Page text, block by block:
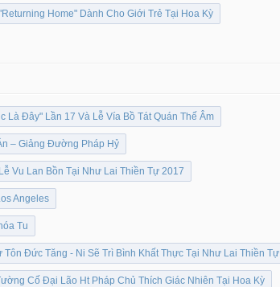
Home" Dành Cho Giới Trẻ Tại Hoa Kỳ
Là Đây" Lần 17 Và Lễ Vía Bồ Tát Quán Thế Âm
– Giảng Đường Pháp Hỷ
Vu Lan Bồn Tại Như Lai Thiền Tự 2017
Angeles
Tu
Tôn Đức Tăng - Ni Sẽ Trì Bình Khất Thực Tại Như Lai Thiền Tự
Cố Đại Lão Ht Pháp Chủ Thích Giác Nhiên Tại Hoa Kỳ